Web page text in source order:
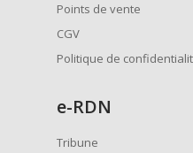
Points de vente
CGV
Politique de
e-RDN
Tribune